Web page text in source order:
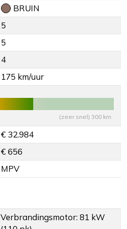
BRUIN
5
5
4
175 km/uur
(zeer snel) 300 km
€ 32.984
€ 656
MPV
Verbrandingsmotor: 81 kW